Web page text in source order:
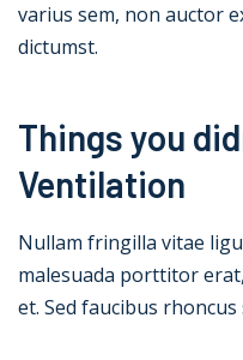
varius sem, non auctor
dictumst.
Things you
Ventilation
Nullam fringilla vitae
malesuada porttitor
et. Sed faucibus